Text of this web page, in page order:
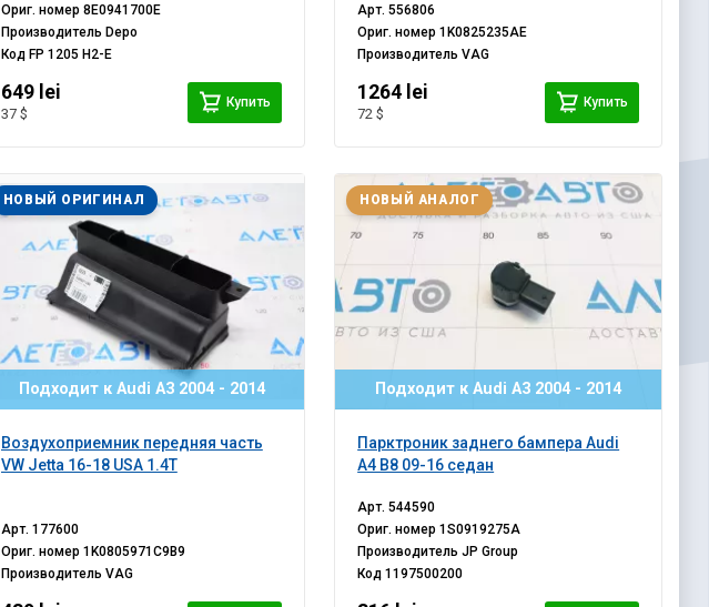
Ориг. номер 8E0941700E
Производитель Depo
Код FP 1205 H2-E
649 lei
37 $
Купить
Арт.556806
Ориг. номер1K0825235AE
ПроизводительVAG
1264 lei
72 $
Купить
Подходит к Audi A3 2004 - 2014
Воздухоприемник передняя часть
VW Jetta 16-18 USA 1.4T
НОВЫЙ ОРИГИНАЛ
Арт. 177600
Ориг. номер 1K0805971C9B9
Производитель VAG
Подходит к Audi A3 2004 - 2014
Парктроник заднего бампера Audi
A4 B8 09-16 седан
НОВЫЙ АНАЛОГ
Арт.544590
Ориг. номер1S0919275A
ПроизводительJP Group
Код1197500200